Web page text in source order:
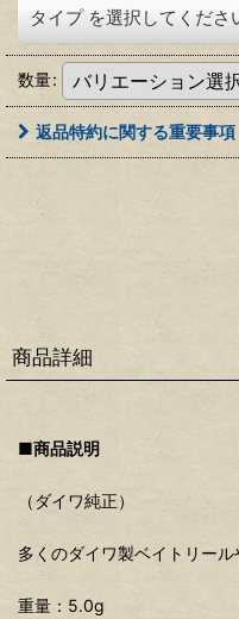
タイプ を選択してくださ
数量:
返品特約に関する重要事項
商品詳細
■商品説明
（ダイワ純正）
多くのダイワ製ベイトリー
重量：5.0g